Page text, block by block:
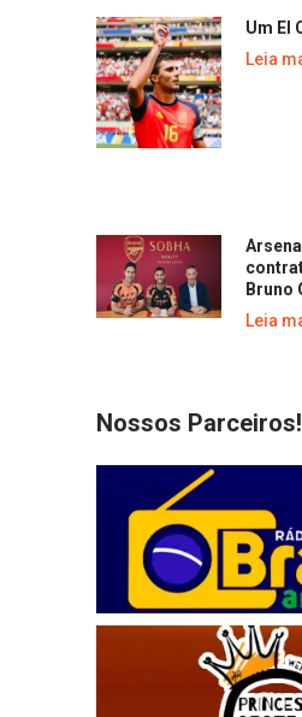
Um El
Leia
Bruno
Leia
Nossos Parceiros!